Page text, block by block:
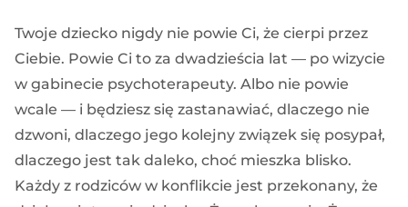
Twoje dziecko nigdy nie powie Ci, że cierpi przez
Ciebie. Powie Ci to za dwadzieścia lat — po wizycie
w gabinecie psychoterapeuty. Albo nie powie
wcale — i będziesz się zastanawiać, dlaczego nie
dzwoni, dlaczego jego kolejny związek się posypał,
dlaczego jest tak daleko, choć mieszka blisko.
Każdy z rodziców w konflikcie jest przekonany, że